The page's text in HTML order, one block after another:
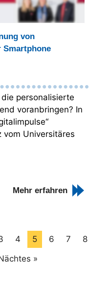
von
Smartphone
personalisierte
voranbringen? In
vom Universitäres
Mehr erfahren
4 5 6 7
8
»